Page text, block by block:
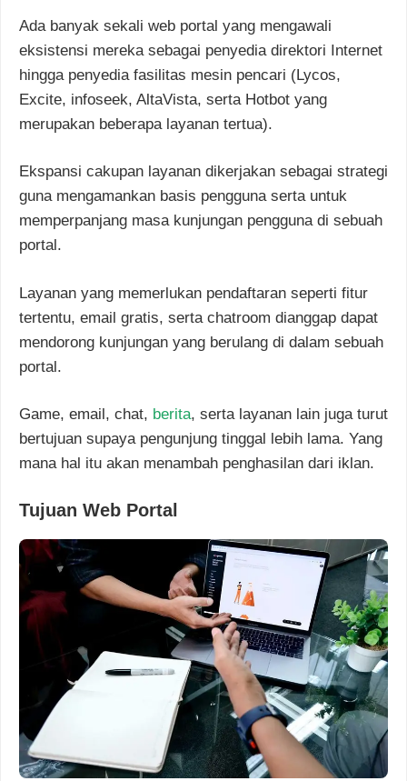
Ada banyak sekali web portal yang mengawali
eksistensi mereka sebagai penyedia direktori Internet
hingga penyedia fasilitas mesin pencari (Lycos,
Excite, infoseek, AltaVista, serta Hotbot yang
merupakan beberapa layanan tertua).
Ekspansi cakupan layanan dikerjakan sebagai strategi
guna mengamankan basis pengguna serta untuk
memperpanjang masa kunjungan pengguna di sebuah
portal.
Layanan yang memerlukan pendaftaran seperti fitur
tertentu, email gratis, serta chatroom dianggap dapat
mendorong kunjungan yang berulang di dalam sebuah
portal.
Game, email, chat, berita, serta layanan lain juga turut
bertujuan supaya pengunjung tinggal lebih lama. Yang
mana hal itu akan menambah penghasilan dari iklan.
Tujuan Web Portal